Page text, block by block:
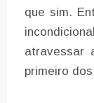
que sim.
atravessar
primeiro